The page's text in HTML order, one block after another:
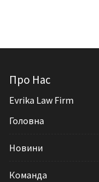
Про Нас
Evrika Law Firm
Головна
Новини
Команда